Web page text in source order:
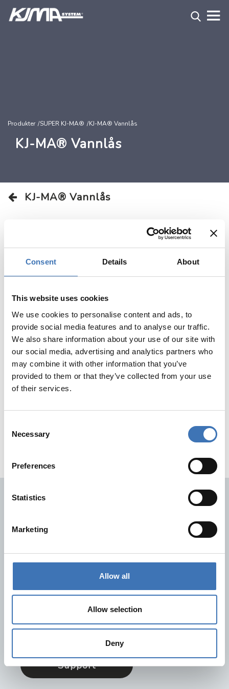
Consent Details About
This website uses cookies
We use cookies to personalise content and ads, to
provide social media features and to analyse our traffic.
We also share information about your use of our site with
our social media, advertising and analytics partners who
may combine it with other information that you’ve
provided to them or that they’ve collected from your use
of their services.
Selection
Necessary
Preferences
Statistics
Marketing
Allow all
Allow selection
Deny
Produkter SUPER KJ-MA® KJ-MA® Vannlås
KJ-MA® Vannlås
KJ-MA® Vannlås
SUPER KJ-MA Vannlås
FAQ
Trenger du hjelp?
På supportsiden vår finner du svarene på de vanligste
lettest kan kontakte oss.
Support